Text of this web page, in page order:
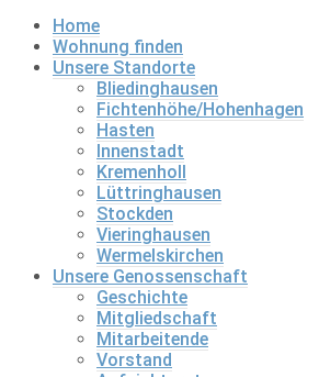
Home
Wohnung finden
Unsere Standorte
Bliedinghausen
Fichtenhöhe/Hohenhagen
Hasten
Innenstadt
Kremenholl
Lüttringhausen
Stockden
Vieringhausen
Wermelskirchen
Unsere Genossenschaft
Geschichte
Mitgliedschaft
Mitarbeitende
Vorstand